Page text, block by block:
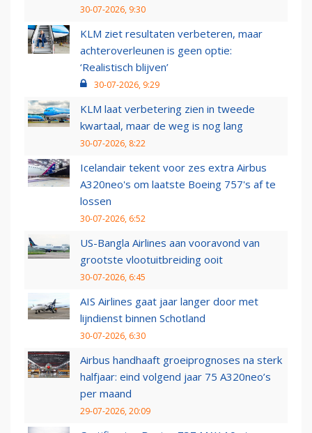
30-07-2026, 9:30
KLM ziet resultaten verbeteren, maar
achteroverleunen is geen optie:
‘Realistisch blijven’
30-07-2026, 9:29
KLM laat verbetering zien in tweede
kwartaal, maar de weg is nog lang
30-07-2026, 8:22
Icelandair tekent voor zes extra Airbus
A320neo's om laatste Boeing 757's af te
lossen
30-07-2026, 6:52
US-Bangla Airlines aan vooravond van
grootste vlootuitbreiding ooit
30-07-2026, 6:45
AIS Airlines gaat jaar langer door met
lijndienst binnen Schotland
30-07-2026, 6:30
Airbus handhaaft groeiprognoses na sterk
halfjaar: eind volgend jaar 75 A320neo’s
per maand
29-07-2026, 20:09